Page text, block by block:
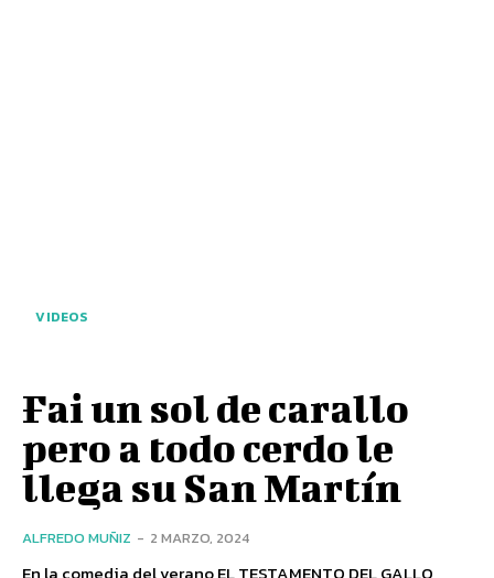
VIDEOS
Fai un sol de carallo
pero a todo cerdo le
llega su San Martín
ALFREDO MUÑIZ - 2 MARZO, 2024
En la comedia del verano EL TESTAMENTO DEL GALLO,